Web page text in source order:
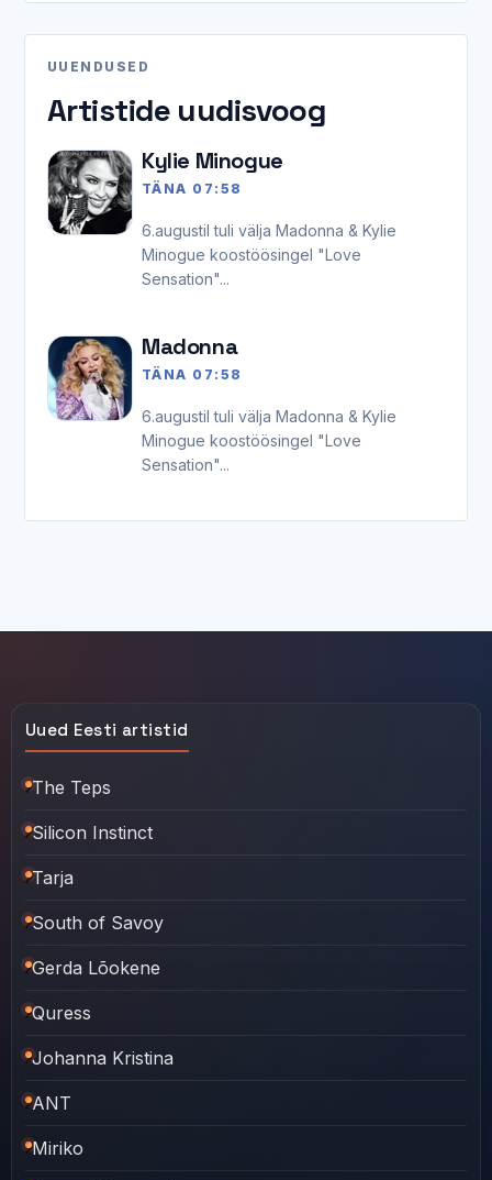
UUENDUSED
Artistide uudisvoog
TÄNA 07:58
Kylie Minogue
6.augustil tuli välja Madonna & Kylie
Minogue koostöösingel "Love
Sensation"...
TÄNA 07:58
Madonna
6.augustil tuli välja Madonna & Kylie
Minogue koostöösingel "Love
Sensation"...
Uued Eesti artistid
The Teps
Silicon Instinct
Tarja
South of Savoy
Gerda Lõokene
Quress
Johanna Kristina
ANT
Miriko